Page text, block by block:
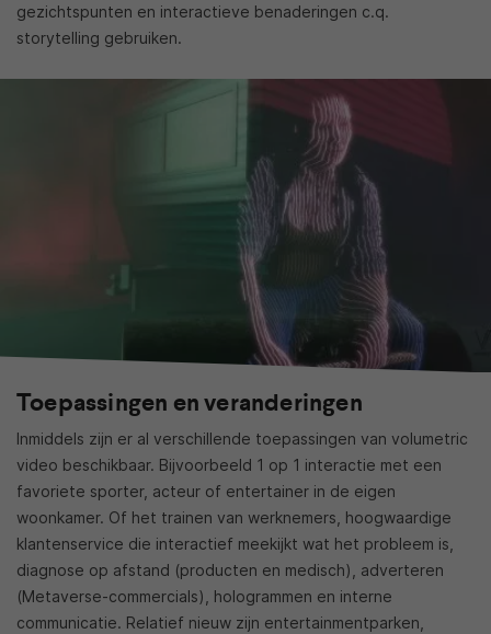
gezichtspunten en interactieve benaderingen c.q.
storytelling gebruiken.
Toepassingen en veranderingen
Inmiddels zijn er al verschillende toepassingen van volumetric
video beschikbaar. Bijvoorbeeld 1 op 1 interactie met een
favoriete sporter, acteur of entertainer in de eigen
woonkamer. Of het trainen van werknemers, hoogwaardige
klantenservice die interactief meekijkt wat het probleem is,
diagnose op afstand (producten en medisch), adverteren
(Metaverse-commercials), hologrammen en interne
communicatie. Relatief nieuw zijn entertainmentparken,